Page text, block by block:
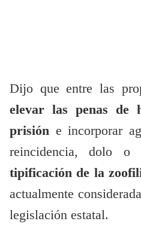
Dijo que entre las
elevar las penas de
prisión e incorporar
reincidencia, dolo o
tipificación de la
actualmente
legislación estatal.